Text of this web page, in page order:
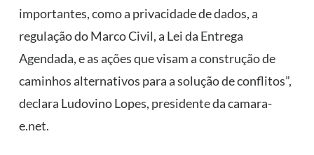
importantes, como a privacidade de dados, a
regulação do Marco Civil, a Lei da Entrega
Agendada, e as ações que visam a construção de
caminhos alternativos para a solução de conflitos”,
declara Ludovino Lopes, presidente da camara-
e.net.